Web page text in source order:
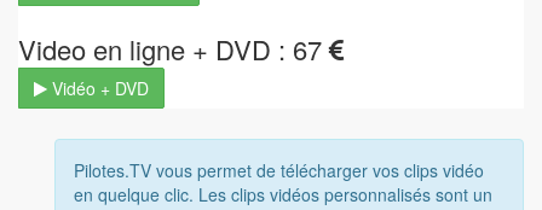
Video en ligne + DVD : 67
Vidéo + DVD
Pilotes.TV vous permet de télécharger vos clips vidéo
en quelque clic. Les clips vidéos personnalisés sont un